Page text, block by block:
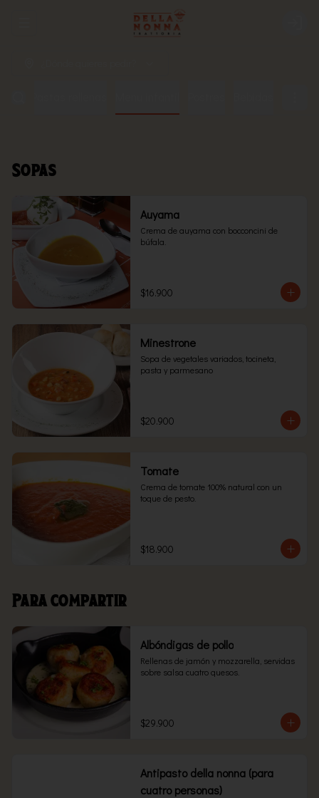
Abrir menu de navegación
Sopas
Auyama
Crema de auyama con bocconcini de
búfala.
$16.900
Minestrone
Sopa de vegetales variados, tocineta,
pasta y parmesano
$20.900
Tomate
Crema de tomate 100% natural con un
toque de pesto.
$18.900
Para compartir
Albóndigas de pollo
Rellenas de jamón y mozzarella, servidas
sobre salsa cuatro quesos.
$29.900
Antipasto della nonna (para
cuatro personas)